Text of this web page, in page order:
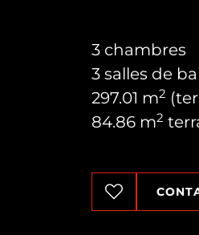
3 chambres
3 salles de
297.01 m2
84.86 m2